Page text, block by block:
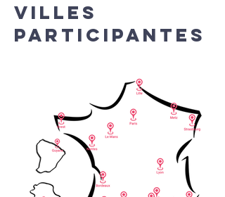
villes
participantes